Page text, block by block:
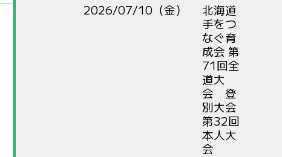
2026/07/10（金）
北海道
手をつ
なぐ育
成会 第
71回全
道大
会 登
別大会
第32回
本人大
会